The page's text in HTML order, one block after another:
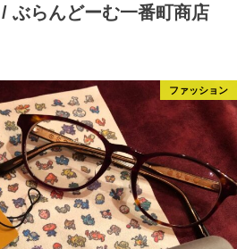
ぶらんどーむ一番町商店
ファッション